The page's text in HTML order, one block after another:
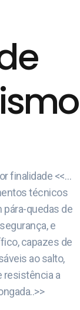
finalidade <<…
técnicos
quedas de
e
capazes de
ao salto,
resistência a